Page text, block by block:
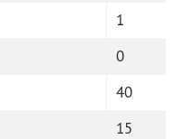
1
0
40
15